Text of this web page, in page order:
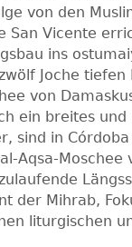
von den
San Vicente
ins
Joche
von
ein breites
sind in
Aqsa-Moschee
der Mihrab,
liturgischen